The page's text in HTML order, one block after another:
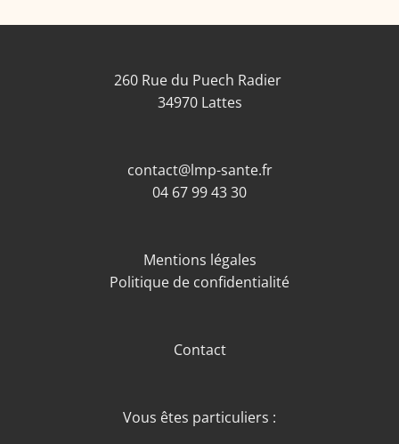
260 Rue du Puech Radier
34970 Lattes
contact@lmp-sante.fr
04 67 99 43 30
Mentions légales
Politique de confidentialité
Contact
Vous êtes particuliers :